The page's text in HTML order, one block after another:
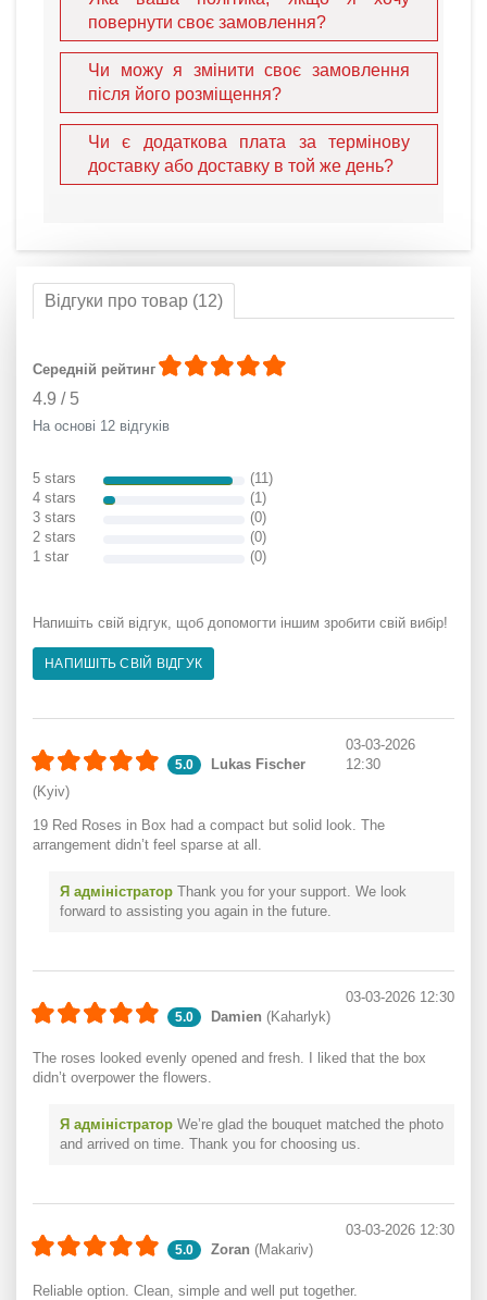
повернути своє замовлення?
Чи можу я змінити своє замовлення
після його розміщення?
Чи є додаткова плата за термінову
доставку або доставку в той же день?
Відгуки про товар (12)
Середній рейтинг
4.9 / 5
На основі 12 відгуків
5 stars
(11)
4 stars
(1)
3 stars
(0)
2 stars
(0)
1 star
(0)
Напишіть свій відгук, щоб допомогти іншим зробити свій вибір!
НАПИШІТЬ СВІЙ ВІДГУК
5.0
Lukas Fischer
(Kyiv)
03-03-2026
12:30
19 Red Roses in Box had a compact but solid look. The
arrangement didn’t feel sparse at all.
Я адміністратор Thank you for your support. We look
forward to assisting you again in the future.
5.0 Damien (Kaharlyk)
03-03-2026 12:30
The roses looked evenly opened and fresh. I liked that the box
didn’t overpower the flowers.
Я адміністратор We’re glad the bouquet matched the photo
and arrived on time. Thank you for choosing us.
5.0 Zoran (Makariv)
03-03-2026 12:30
Reliable option. Clean, simple and well put together.